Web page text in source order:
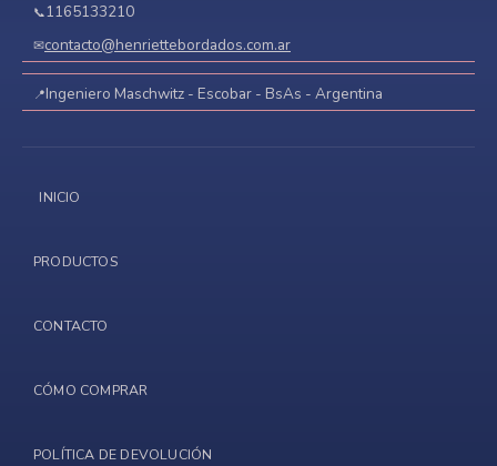
1165133210
contacto@henriettebordados.com.ar
Ingeniero Maschwitz - Escobar - BsAs - Argentina
INICIO
PRODUCTOS
CONTACTO
CÓMO COMPRAR
POLÍTICA DE DEVOLUCIÓN